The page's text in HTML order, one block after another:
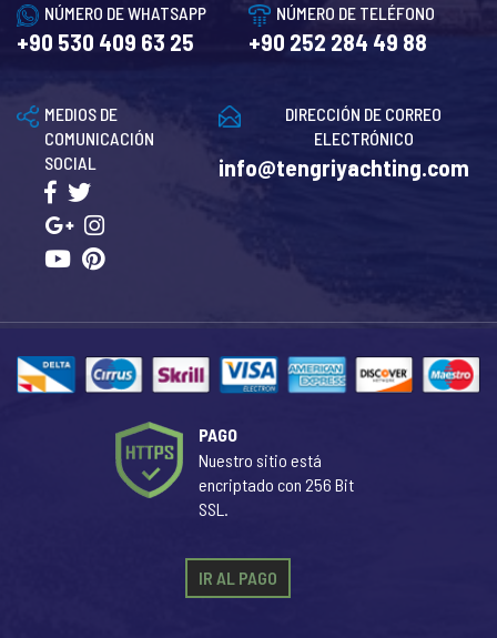
NÚMERO DE WHATSAPP
+90 530 409 63 25
NÚMERO DE TELÉFONO
+90 252 284 49 88
DIRECCIÓN DE CORREO
ELECTRÓNICO
info@tengriyachting.com
MEDIOS DE
COMUNICACIÓN
SOCIAL
PAGO
Nuestro sitio está
encriptado con 256 Bit
SSL.
IR AL PAGO